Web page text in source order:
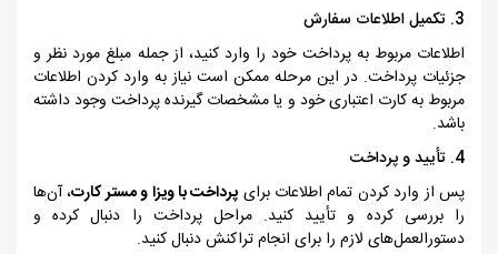
3. تکمیل
اطلاعات سفارش
اطلاعات مربوط به پرداخت خود را وارد کنید، از جمله مبلغ مورد نظر و
جزئیات پرداخت. در این مرحله ممکن است نیاز به وارد کردن اطلاعات
مربوط به کارت اعتباری خود و یا مشخصات گیرنده پرداخت وجود داشته
باشد.
4. تأیید
و پرداخت
پس از وارد کردن تمام اطلاعات برای پرداخت با ویزا و مستر کارت، آن‌ها
را بررسی کرده و تأیید کنید. مراحل پرداخت را دنبال کرده و
دستورالعمل‌های لازم را برای انجام تراکنش دنبال کنید.